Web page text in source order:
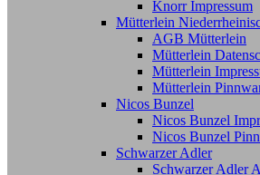
Knorr Impressum
Mütterlein
AGB Mütterlein
Mütterlein
Mütterlein
Mütterlein
Nicos Bunzel
Nicos Bunzel
Nicos Bunzel
Schwarzer Adler
Schwarzer Adler